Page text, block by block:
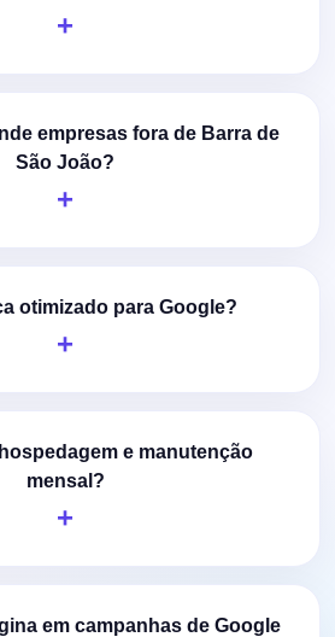
empresas fora de Barra de
São João?
otimizado para Google?
e manutenção
mensal?
em campanhas de Google